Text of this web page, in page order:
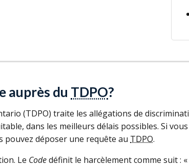
auprès du TDPO?
(TDPO) traite les allégations de
dans les meilleurs délais possibles. Si
pouvez déposer une requête au TDPO.
Le Codedéfinit le harcèlement comme suit :